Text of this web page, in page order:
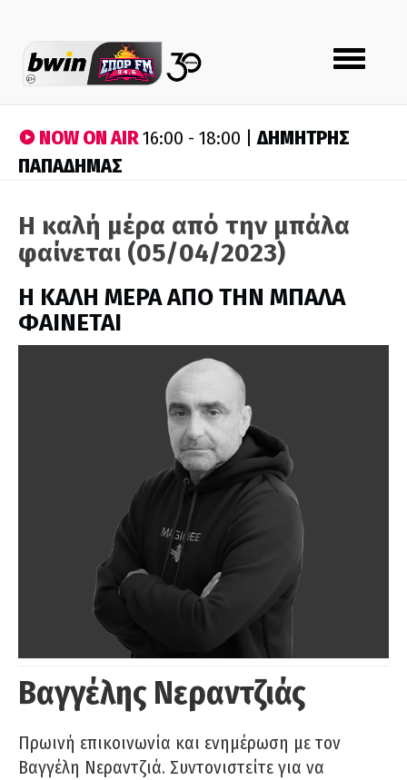
Toggle
navigation
NOW ON AIR16:00 - 18:00 |ΔΗΜΗΤΡΗΣ
ΠΑΠΑΔΗΜΑΣ
Η καλή μέρα από την μπάλα
φαίνεται (05/04/2023)
H ΚΑΛΗ ΜΕΡΑ ΑΠΟ ΤΗΝ ΜΠΑΛΑ
ΦΑΙΝΕΤΑΙ
Βαγγέλης Νεραντζιάς
Πρωινή επικοινωνία και ενημέρωση με τον
Βαγγέλη Νεραντζιά. Συντονιστείτε για να